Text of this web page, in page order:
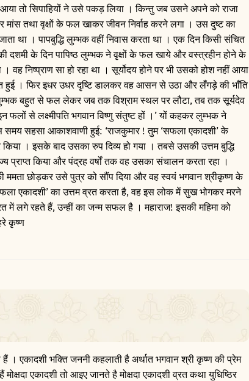
तो सिपाहियों ने उसे पकड़ लिया । किन्तु जब उसने अपने को राजा
मांस तथा वृक्षों के फल खाकर जीवन निर्वाह करने लगा । उस दुष्ट का
था । पापबुद्धि लुम्भक वहीं निवास करता था । एक दिन किसी संचित
दशमी के दिन पापिष्ठ लुम्भक ने वृक्षों के फल खाये और वस्त्रहीन होने के
निष्प्राण सा हो रहा था । सूर्योदय होने पर भी उसको होश नहीं आया
हुई । फिर इधर उधर दृष्टि डालकर वह आसन से उठा और लँगड़े की भाँति
बहुत से फल लेकर जब तक विश्राम स्थल पर लौटा, तब तक सूर्यदेव
से लक्ष्मीपति भगवान विष्णु संतुष्ट हों ।’ यों कहकर लुम्भक ने
सहसा आकाशवाणी हुई: ‘राजकुमार ! तुम ‘सफला एकादशी’ के
। इसके बाद उसका रुप दिव्य हो गया । तबसे उसकी उत्तम बुद्धि
किया और पंद्रह वर्षों तक वह उसका संचालन करता रहा ।
छोड़कर उसे पुत्र को सौंप दिया और वह स्वयं भगवान श्रीकृष्ण के
एकादशी’ का उत्तम व्रत करता है, वह इस लोक में सुख भोगकर मरने
में लगे रहते हैं, उन्हीं का जन्म सफल है । महाराज! इसकी महिमा को
कृष्ण
। एकादशी भक्ति जननी कहलाती है अर्थात भगवान श्री कृष्ण की प्रेम
एकादशी तो आइए जानते है मोक्षदा एकादशी व्रत कथा युधिष्ठिर